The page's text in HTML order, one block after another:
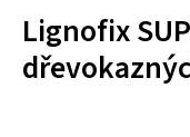
Lignofix